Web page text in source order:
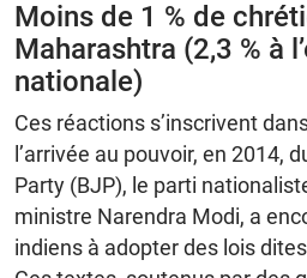
Moins de 1 % de
Maharashtra (2,3 % à
nationale)
Ces réactions s’inscrivent
l’arrivée au pouvoir, en 2014,
Party (BJP), le parti
ministre Narendra Modi, a
indiens à adopter des lois